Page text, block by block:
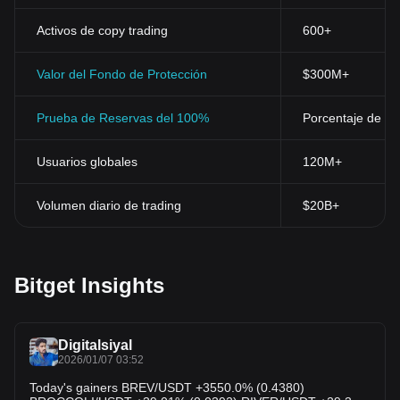
las votaciones sobre mecanismos de incentivos y otros asuntos
de la red, lo que garantiza que la comunidad de código abierto y
económico se alinea con los principios de la tecnología
transpar
ente. El token está listado en varios exchanges de
criptomonedas, como Bitget, por lo que es accesible para operar
¿Qué determina el precio de RSS3?
dinámica de la oferta y la demanda desempeña un papel
fundamental en la determinación de su precio. El suministro total
inversores y usuarios. Además, la utilidad del token dentro del
ecosistema RSS3 contribuye en gran medida a su valor. Como
token de gobernanza, RSS3 permite a sus holders participar en
Activos de copy trading 600+
Valor del Fondo de Protección $300M+
Prueba de Reservas del 100% Porcentaje de
Usuarios globales 120M+
Volumen diario de trading $20B+
Bitget Insights
Digitalsiyal
2026/01/07 03:52
Today's gainers BREV/USDT +3550.0% (0.4380)